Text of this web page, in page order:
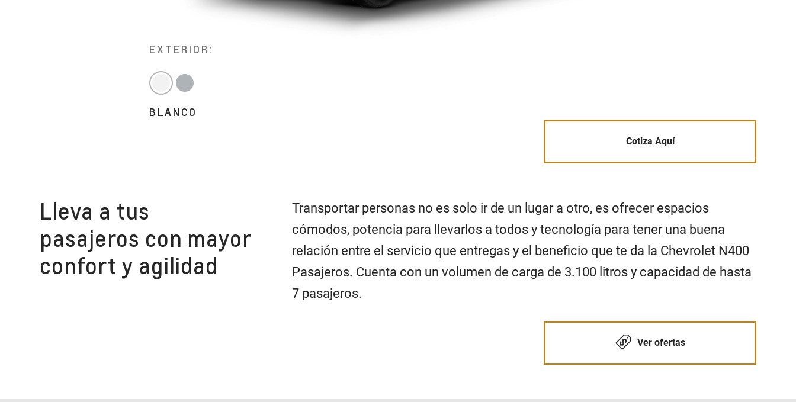
EXTERIOR:
BLANCO
Cotiza Aquí
Lleva a tus
pasajeros con mayor
confort y agilidad
Transportar personas no es solo ir de un lugar a otro, es ofrecer espacios
cómodos, potencia para llevarlos a todos y tecnología para tener una buena
relación entre el servicio que entregas y el beneficio que te da la Chevrolet N400
Pasajeros. Cuenta con un volumen de carga de 3.100 litros y capacidad de hasta
7 pasajeros.
Ver ofertas